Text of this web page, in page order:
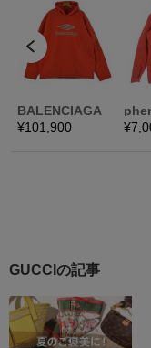
GUCCIの記事